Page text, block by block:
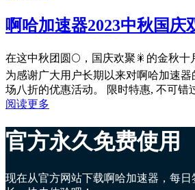
啊哈加速器2023中秋国庆
在这中秋团圆🌕，国庆欢聚🎇的金秋十
为感谢广大用户长期以来对啊哈加速
场八折的优惠活动。 限时特惠, 不可错
阅读更多
官方永久免费使用
现在从官方网站下载啊哈加速器，每